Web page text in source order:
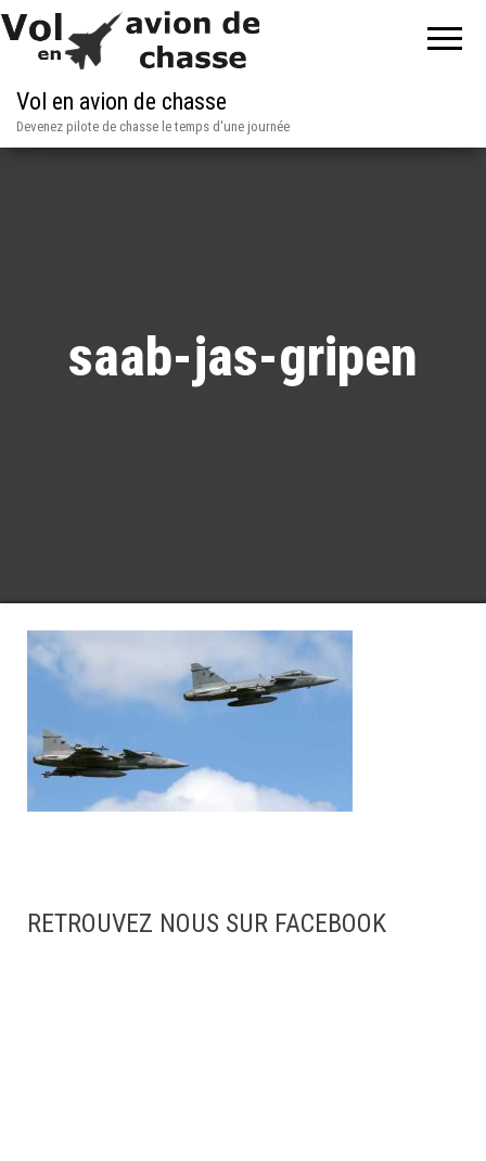
Vol en avion de chasse
Devenez pilote de chasse le temps d'une journée
saab-jas-gripen
RETROUVEZ NOUS SUR FACEBOOK